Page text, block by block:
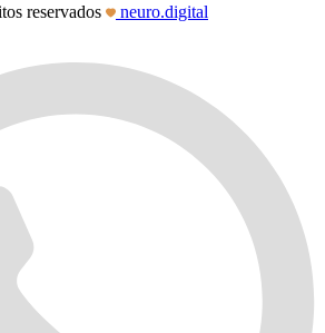
reservados
neuro.digital